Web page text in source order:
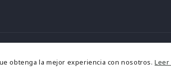
Formas
obtenga la mejor experiencia con nosotros. Leer